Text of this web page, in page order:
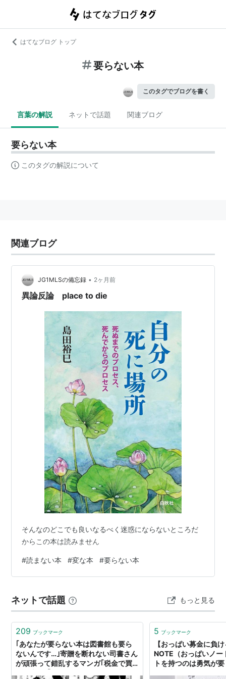
はてなブログ トップ
要らない本
このタグでブログを書く
言葉の解説 ネットで話題 関連ブログ
要らない本
このタグの解説について
関連ブログ
JG1MLSの備忘録 • 2ヶ月前
異論反論 place to die
そんなのどこでも良いなるべく迷惑にならないところだ
からこの本は読みません
#読まない本 #変な本 #要らない本
ネットで話題 もっと見る
209 ブックマーク
｢あなたが要らない本は図書館も要ら
ないんです…｣寄贈を断れない司書さん
が頑張って錯乱するマンガ｢税金で買
5 ブックマーク
【おっぱい募金に負
NOTE（おっぱいノー
トを持つのは勇気が